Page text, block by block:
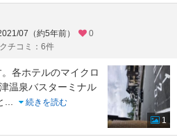
07（約5年前）
0
チコミ：6件
各ホテルのマイクロ
温泉バスターミナル
続きを読む
1